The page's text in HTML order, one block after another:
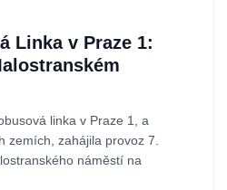
Linka v Praze 1:
linka v Praze 1, a
zemích, zahájila provoz 7.
náměstí na